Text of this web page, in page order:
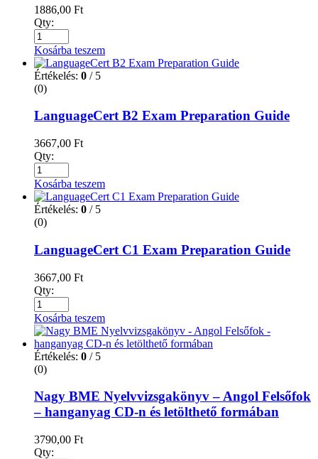
1886,00 Ft
Qty:
Kosárba teszem
Értékelés: 0 / 5
(0)
LanguageCert B2 Exam Preparation Guide
3667,00 Ft
Qty:
Kosárba teszem
Értékelés: 0 / 5
(0)
LanguageCert C1 Exam Preparation Guide
3667,00 Ft
Qty:
Kosárba teszem
Értékelés: 0 / 5
(0)
Nagy BME Nyelvvizsgakönyv – Angol Felsőfok
– hanganyag CD-n és letölthető formában
3790,00 Ft
Qty: